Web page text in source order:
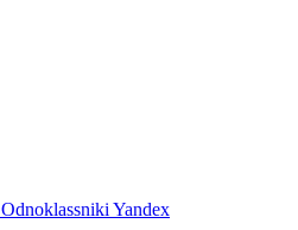
OdnoklassnikiYandex